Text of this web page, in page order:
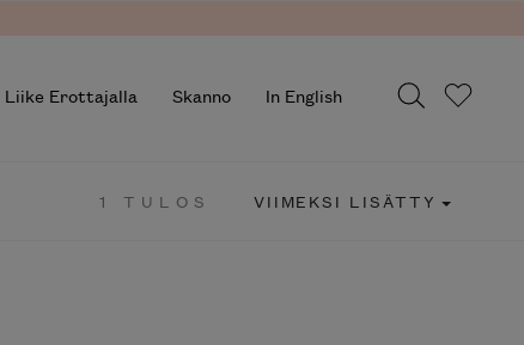
Liike Erottajalla Skanno In English
1 TULOS VIIMEKSI LISÄTTY